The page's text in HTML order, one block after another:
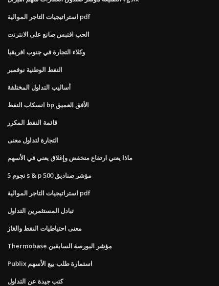
استراتيجيات التاجر الموالية pdf
الحب اقتبس صانع على الانترنت
وكلاء التجارة في جنوب افريقيا
النفط الوطنية نوفمبر
أساليب التداول المختلفة
انسكاب النفط bp الأفق العميق
قائمة النفط المكرر
التجارة لتداول معنى
ماذا يعني ارتفاع منخفض وإغلاق يعني في الأسهم
5 نجوم s & p 500 مؤشر صناديق
استراتيجيات التاجر الموالية pdf
تبادل المستثمرين التداول
معنى احتياطيات النفط والغاز
Thermobase مؤشر البورصة السابقين
Publix استمارة طلب بيع الأسهم
كتب جيدة عن التداول